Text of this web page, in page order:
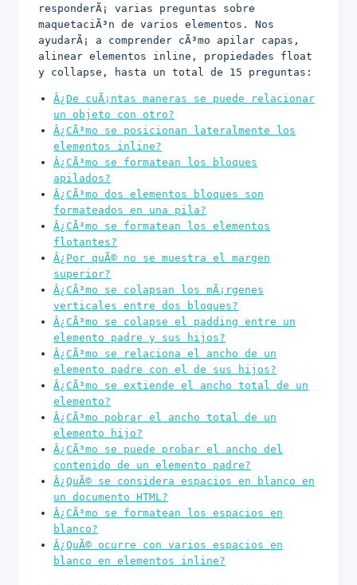
responderÃ¡ varias preguntas sobre
maquetaciÃ³n de varios elementos. Nos
ayudarÃ¡ a comprender cÃ³mo apilar capas,
alinear elementos inline, propiedades float
y collapse, hasta un total de 15 preguntas:
Â¿De cuÃ¡ntas maneras se puede relacionar
un objeto con otro?
Â¿CÃ³mo se posicionan lateralmente los
elementos inline?
Â¿CÃ³mo se formatean los bloques
apilados?
Â¿CÃ³mo dos elementos bloques son
formateados en una pila?
Â¿CÃ³mo se formatean los elementos
flotantes?
Â¿Por quÃ© no se muestra el margen
superior?
Â¿CÃ³mo se colapsan los mÃ¡rgenes
verticales entre dos bloques?
Â¿CÃ³mo se colapse el padding entre un
elemento padre y sus hijos?
Â¿CÃ³mo se relaciona el ancho de un
elemento padre con el de sus hijos?
Â¿CÃ³mo se extiende el ancho total de un
elemento?
Â¿CÃ³mo pobrar el ancho total de un
elemento hijo?
Â¿CÃ³mo se puede probar el ancho del
contenido de un elemento padre?
Â¿QuÃ© se considera espacios en blanco en
un documento HTML?
Â¿CÃ³mo se formatean los espacios en
blanco?
Â¿QuÃ© ocurre con varios espacios en
blanco en elementos inline?